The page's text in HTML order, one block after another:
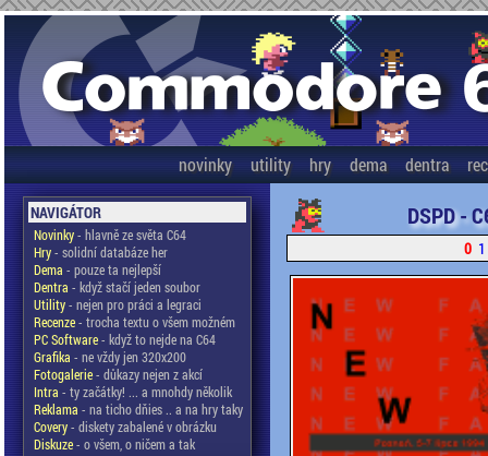
novinky utility hry dema dentra
NAVIGÁTOR
Novinky- hlavně ze světa C64
Hry- solidní databáze her
Dema - pouze ta nejlepší
Dentra - když stačí jeden soubor
Utility- nejen pro práci a legraci
Recenze- trocha textu o všem možném
PC Software- když to nejde na C64
Grafika - ne vždy jen 320x200
Fotogalerie- důkazy nejen z akcí
Intra - ty začátky! ... a mnohdy několik
Reklama - na ticho dňies .. a na hry taky
Covery- diskety zabalené v obrázku
Diskuze- o všem, o ničem a tak
DSPD -
0 1